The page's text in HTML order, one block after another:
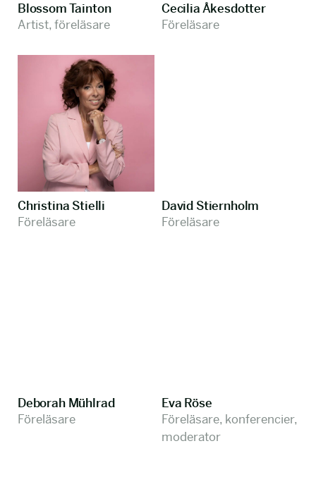
Blossom Tainton
Artist, föreläsare
Cecilia Åkesdotter
Föreläsare
Christina Stielli
Föreläsare
David Stiernholm
Föreläsare
Deborah Mühlrad
Föreläsare
Eva Röse
Föreläsare, konferencier,
moderator